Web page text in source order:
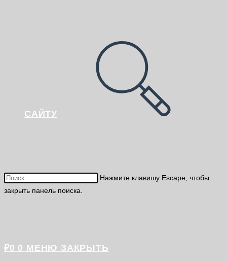
САЙТУ
Нажмите клавишу Escape, чтобы
закрыть панель поиска.
₽0 0 МЕНЮ ЗАКРЫТЬ